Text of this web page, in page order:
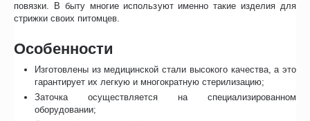
повязки. В быту многие используют именно такие изделия для
стрижки своих питомцев.
Особенности
Изготовлены из медицинской стали высокого качества, а это
гарантирует их легкую и многократную стерилизацию;
Заточка осуществляется на специализированном
оборудовании;